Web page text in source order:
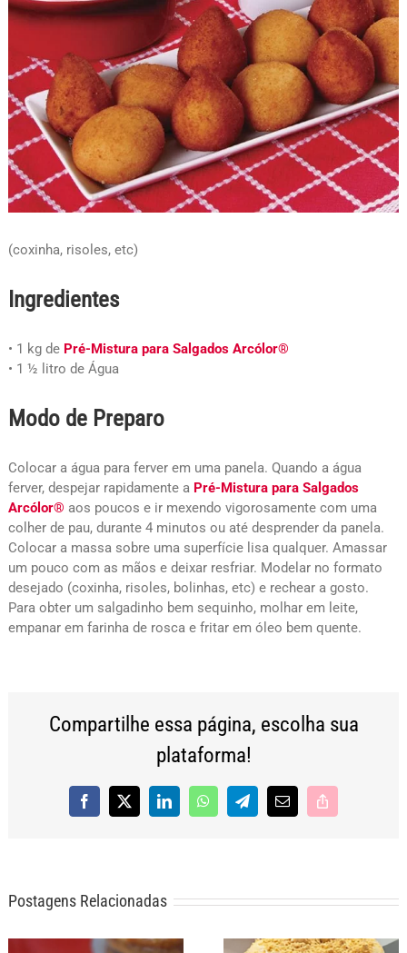
(coxinha, risoles, etc)
Ingredientes
• 1 kg de Pré-Mistura para Salgados Arcólor®
• 1 ½ litro de Água
Modo de Preparo
Colocar a água para ferver em uma panela. Quando a água
ferver, despejar rapidamente a Pré-Mistura para Salgados
Arcólor® aos poucos e ir mexendo vigorosamente com uma
colher de pau, durante 4 minutos ou até desprender da panela.
Colocar a massa sobre uma superfície lisa qualquer. Amassar
um pouco com as mãos e deixar resfriar. Modelar no formato
desejado (coxinha, risoles, bolinhas, etc) e rechear a gosto.
Para obter um salgadinho bem sequinho, molhar em leite,
empanar em farinha de rosca e fritar em óleo bem quente.
Compartilhe essa página, escolha sua
plataforma!
Facebook
X LinkedInWhatsAppTelegram
E-
Copy
Postagens Relacionadas